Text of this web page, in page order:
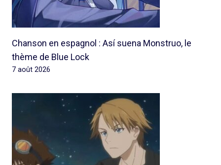
Chanson en espagnol : Así suena Monstruo, le
thème de Blue Lock
7 août 2026